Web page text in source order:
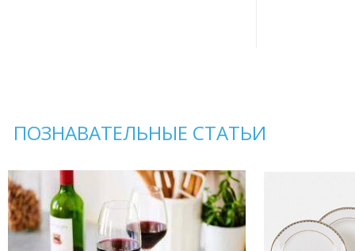
ПОЗНАВАТЕЛЬНЫЕ СТАТЬИ